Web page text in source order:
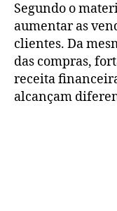
Segundo o
aumentar as
clientes. Da
das compras,
receita
alcançam